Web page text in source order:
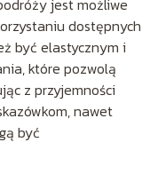
jest możliwe
dostępnych
być elastycznym i
które pozwolą
z przyjemności
nawet
być